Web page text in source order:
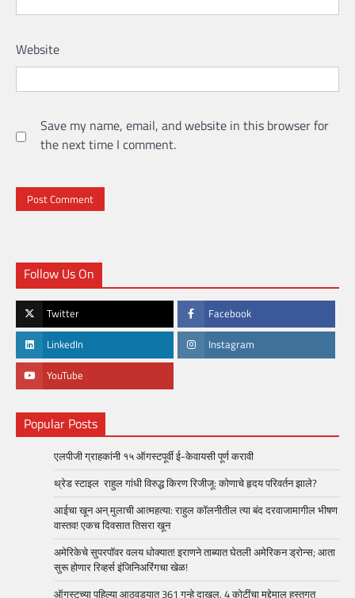
Website
Save my name, email, and website in this browser for
the next time I comment.
Follow Us On
Twitter Facebook
LinkedIn Instagram
YouTube
Popular Posts
एलपीजी ग्राहकांनी १५ ऑगस्टपूर्वी ई-केवायसी पूर्ण करावी
थ्रेड स्टाइल राहुल गांधी विरुद्ध किरण रिजीजू: कोणाचे हृदय परिवर्तन झाले?
आईचा खून अन् मुलाची आत्महत्या: राहुल कॉलनीतील त्या बंद दरवाजामागील भीषण
वास्तव! एकच दिवसात तिसरा खून
अमेरिकेचे सुपरपॉवर वलय धोक्यात! इराणने ताब्यात घेतली अमेरिकन ड्रोन्स; आता
सुरू होणार रिव्हर्स इंजिनिअरिंगचा खेळ!
ऑगस्टच्या पहिल्या आठवडयात 361 गुन्हे दाखल, 4 कोटींचा मुद्देमाल हस्तगत